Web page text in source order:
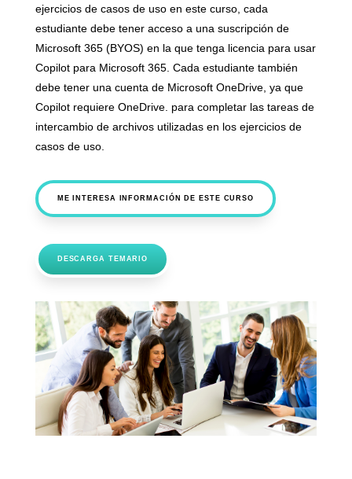
ejercicios de casos de uso en este curso, cada
estudiante debe tener acceso a una suscripción de
Microsoft 365 (BYOS) en la que tenga licencia para usar
Copilot para Microsoft 365. Cada estudiante también
debe tener una cuenta de Microsoft OneDrive, ya que
Copilot requiere OneDrive. para completar las tareas de
intercambio de archivos utilizadas en los ejercicios de
casos de uso.
ME INTERESA INFORMACIÓN DE ESTE CURSO
DESCARGA TEMARIO